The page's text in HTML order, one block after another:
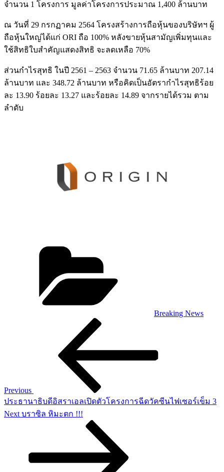
จำนวน 1 โครงการ มูลค่าโครงการประมาณ 1,400 ล้านบาท
ณ วันที่ 29 กรกฏาคม 2564 โครงสร้างการถือหุ้นของบริษัทฯ ผู้
ถือหุ้นใหญ่ได้แก่ ORI ถือ 100% หลังขายหุ้นสามัญเพิ่มทุนและ
ใช้สิทธิใบสำคัญแสดงสิทธิ จะลดเหลือ 70%
ส่วนกำไรสุทธิ ในปี 2561 – 2563 จำนวน 71.65 ล้านบาท 207.14
ล้านบาท และ 348.72 ล้านบาท หรือคิดเป็นอัตรากำไรสุทธิร้อย
ละ 13.90 ร้อยละ 13.27 และร้อยละ 14.89 จากรายได้รวม ตาม
ลำดับ
Breaking News
Previous
ประธานาธิบดีอิสราเอลเปิดตัวโครงการฉีดวัคซีนไฟเซอร์เข็ม 3
Next
Post
Next บราซิล หิมะตก !!!